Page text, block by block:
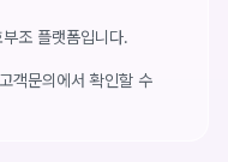
조 플랫폼입니다.
객문의에서 확인할 수